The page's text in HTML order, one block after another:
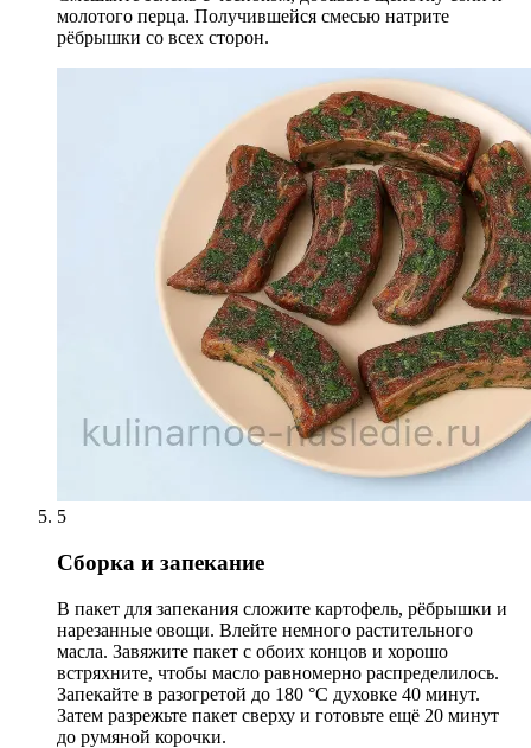
молотого перца. Получившейся смесью натрите
рёбрышки со всех сторон.
5
Сборка и запекание
В пакет для запекания сложите картофель, рёбрышки и
нарезанные овощи. Влейте немного растительного
масла. Завяжите пакет с обоих концов и хорошо
встряхните, чтобы масло равномерно распределилось.
Запекайте в разогретой до 180 °С духовке 40 минут.
Затем разрежьте пакет сверху и готовьте ещё 20 минут
до румяной корочки.